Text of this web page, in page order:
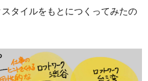
タイルをもとにつくってみたの